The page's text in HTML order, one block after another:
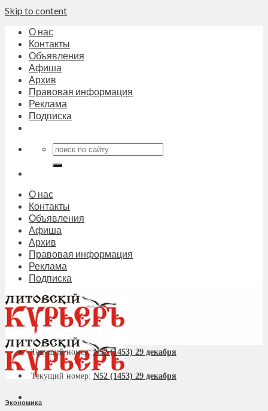
Skip to content
О нас
Контакты
Объявления
Афиша
Архив
Правовая информация
Реклама
Подписка
О нас
Контакты
Объявления
Афиша
Архив
Правовая информация
Реклама
Подписка
Текущий номер:N52 (1453) 29 декабря
Текущий номер: N52 (1453) 29 декабря
Экономика